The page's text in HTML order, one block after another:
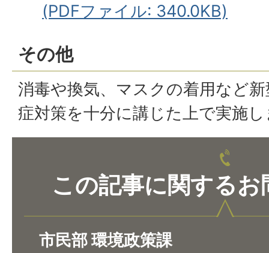
(PDFファイル: 340.0KB)
その他
消毒や換気、マスクの着用など
症対策を十分に講じた上で実施
この記事に関するお
市民部 環境政策課